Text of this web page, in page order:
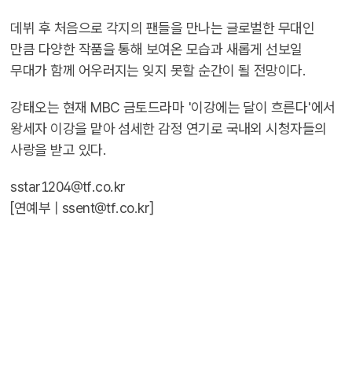
데뷔 후 처음으로 각지의 팬들을 만나는 글로벌한 무대인
만큼 다양한 작품을 통해 보여온 모습과 새롭게 선보일
무대가 함께 어우러지는 잊지 못할 순간이 될 전망이다.
강태오는 현재 MBC 금토드라마 '이강에는 달이 흐른다'에서
왕세자 이강을 맡아 섬세한 감정 연기로 국내외 시청자들의
사랑을 받고 있다.
sstar1204@tf.co.kr
[연예부 | ssent@tf.co.kr]